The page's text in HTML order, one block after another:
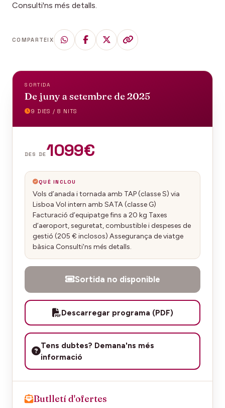
Consulti'ns més detalls.
COMPARTEIX
SORTIDA
De juny a setembre de 2025
9 DIES / 8 NITS
DES DE1099€
QUÈ INCLOU
Vols d’anada i tornada amb TAP (classe S) via
Lisboa Vol intern amb SATA (classe G)
Facturació d’equipatge fins a 20 kg Taxes
d’aeroport, seguretat, combustible i despeses de
gestió (205 € inclosos) Assegurança de viatge
bàsica Consulti'ns més detalls.
Sortida no disponible
Descarregar programa (PDF)
Tens dubtes? Demana'ns més
informació
Butlletí d'ofertes